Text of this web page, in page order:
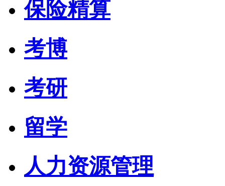
保险精算
考博
考研
留学
人力资源管理